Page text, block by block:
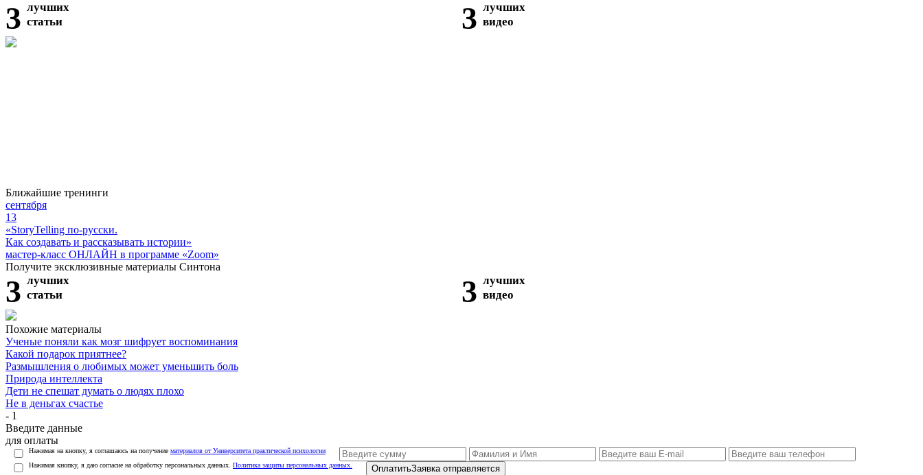
3 лучших
статьи
3 лучших
видео
Ближайшие тренинги
сентября
13
«StoryTelling по-русски.
Как создавать и рассказывать истории»
мастер-класс ОНЛАЙН в программе «Zoom»
Получите эксклюзивные материалы Синтона
3 лучших
статьи
3 лучших
видео
Похожие материалы
Ученые поняли как мозг шифрует воспоминания
Какой подарок приятнее?
Размышления о любимых может уменьшить боль
Природа интеллекта
Дети не спешат думать о людях плохо
Не в деньгах счастье
- 1
Введите данные
для оплаты
Нажимая на кнопку, я соглашаюсь на получение материалов от Университета практической психологии
Нажимая кнопку, я даю согласие на обработку персональных данных. Политика защиты персональных данных. ОплатитьЗаявка отправляется